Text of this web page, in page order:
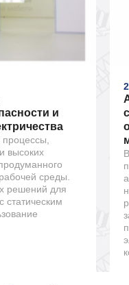
и
высоких
среды.
решений для
статическим